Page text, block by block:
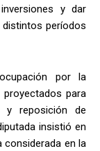
y dar
períodos
por la
para
y reposición de
insistió en
considerada en la